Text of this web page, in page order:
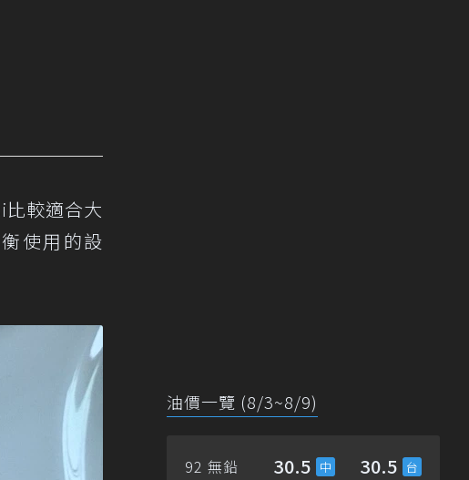
較適合大
使用的設
油價一覽 (8/3~8/9)
92 無鉛 30.5 30.5